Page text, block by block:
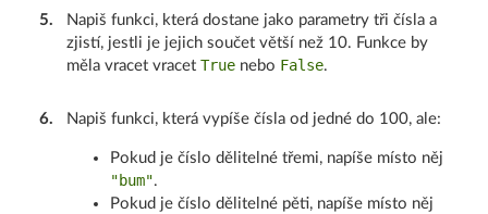
5.
Napiš funkci, která dostane jako parametry tři čísla a
zjistí, jestli je jejich součet větší než 10. Funkce by
měla vracet vracetTrue nebo False.
6. Napiš funkci, která vypíše čísla od jedné do 100, ale:
Pokud je číslo dělitelné třemi, napíše místo něj
"bum".
Pokud je číslo dělitelné pěti, napíše místo něj